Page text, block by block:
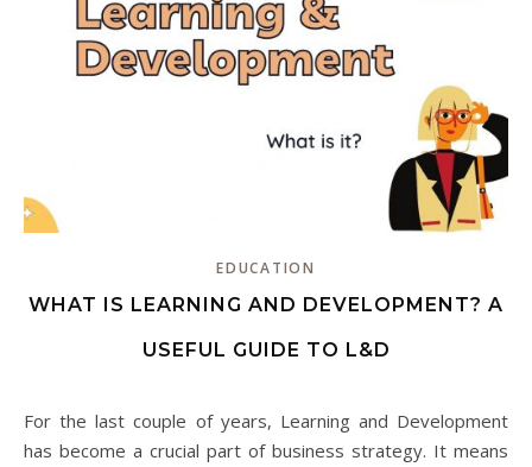
EDUCATION
WHAT IS LEARNING AND DEVELOPMENT? A
USEFUL GUIDE TO L&D
For the last couple of years, Learning and Development
has become a crucial part of business strategy. It means